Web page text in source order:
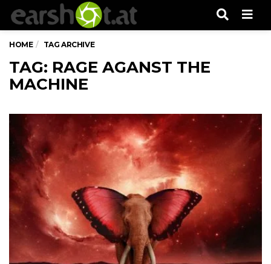
HOME TAG ARCHIVE
TAG: RAGE AGANST THE
MACHINE